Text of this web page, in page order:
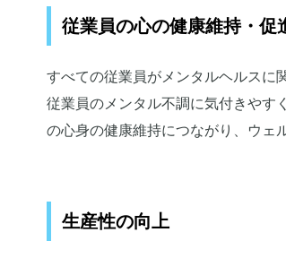
従業員の心の健康維持・促
すべての従業員がメンタルヘルスに
従業員のメンタル不調に気付きやす
の心身の健康維持につながり、ウェ
生産性の向上